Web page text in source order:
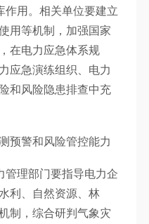
作用。相关单位要建立
用等机制，加强国家
在电力应急体系规
应急演练组织、电力
和风险隐患排查中充
预警和风险管控能力
管理部门要指导电力企
利、自然资源、林
制，综合研判气象灾